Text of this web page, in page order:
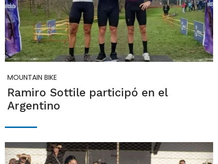
MOUNTAIN BIKE
Ramiro Sottile participó en el
Argentino